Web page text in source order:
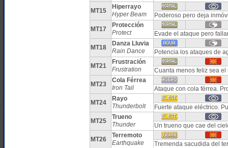
MT15
Hiperrayo
Hyper Beam
Poderoso pero deja
MT17
Protección
Protect
Evade el ataque pero
MT18
Danza Lluvia
Rain Dance
Potencia los ataques de
MT21
Frustración
Frustration
Cuanta menos feliz sea
MT23
Cola Férrea
Iron Tail
Ataque con cola férrea.
MT24
Rayo
Thunderbolt
Fuerte ataque eléctrico.
MT25
Trueno
Thunder
Un trueno que cae del
MT26
Terremoto
Earthquake
Tremenda sacudida del